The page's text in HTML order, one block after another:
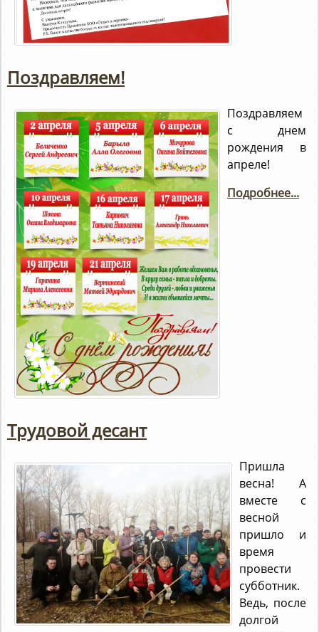
Поздравляем!
Поздравляем
с днем
рождения в
апреле!
Подробнее...
Трудовой десант
Пришла
весна! А
вместе с
весной
пришло и
время
провести
субботник.
Ведь, после
долгой